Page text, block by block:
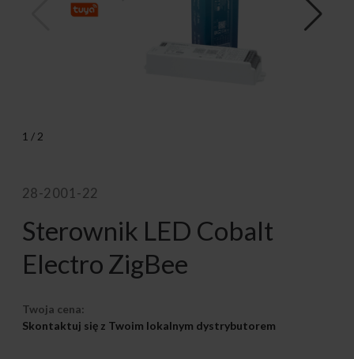
1 / 2
28-2001-22
Sterownik LED Cobalt
Electro ZigBee
Twoja cena:
Skontaktuj się z Twoim lokalnym dystrybutorem